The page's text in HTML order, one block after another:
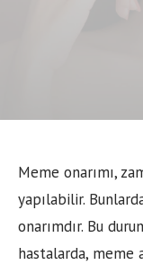
Meme onarımı,
yapılabilir.
onarımdır. Bu
hastalarda, meme